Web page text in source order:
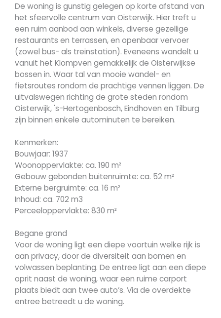
De woning is gunstig gelegen op korte afstand van
het sfeervolle centrum van Oisterwijk. Hier treft u
een ruim aanbod aan winkels, diverse gezellige
restaurants en terrassen, en openbaar vervoer
(zowel bus- als treinstation). Eveneens wandelt u
vanuit het Klompven gemakkelijk de Oisterwijkse
bossen in. Waar tal van mooie wandel- en
fietsroutes rondom de prachtige vennen liggen. De
uitvalswegen richting de grote steden rondom
Oisterwijk, 's-Hertogenbosch, Eindhoven en Tilburg
zijn binnen enkele autominuten te bereiken.
Kenmerken:
Bouwjaar: 1937
Woonoppervlakte: ca. 190 m²
Gebouw gebonden buitenruimte: ca. 52 m²
Externe bergruimte: ca. 16 m²
Inhoud: ca. 702 m3
Perceeloppervlakte: 830 m²
Begane grond
Voor de woning ligt een diepe voortuin welke rijk is
aan privacy, door de diversiteit aan bomen en
volwassen beplanting. De entree ligt aan een diepe
oprit naast de woning, waar een ruime carport
plaats biedt aan twee auto’s. Via de overdekte
entree betreedt u de woning.